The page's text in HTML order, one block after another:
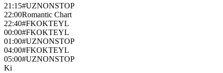
21:15#UZNONSTOP
22:00Romantic Chart
22:40#FKOKTEYL
00:00#FKOKTEYL
01:00#UZNONSTOP
04:00#FKOKTEYL
05:00#UZNONSTOP
Ki